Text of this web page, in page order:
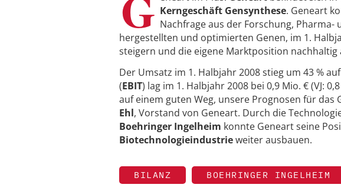
Kerngeschäft Gensynthese. Geneart
Nachfrage aus der Forschung,
hergestellten und optimierten Genen, im 1.
steigern und die eigene Marktposition nachhaltig
Der Umsatz im 1. Halbjahr 2008 stieg um 43 % auf
(EBIT) lag im 1. Halbjahr 2008 bei 0,9 Mio. € (VJ:
auf einem guten Weg, unsere Prognosen für
Ehl, Vorstand von Geneart. Durch die
Boehringer Ingelheim konnte Geneart seine
Biotechnologieindustrieweiter ausbauen.
BILANZ BOEHRINGER INGELHEIM